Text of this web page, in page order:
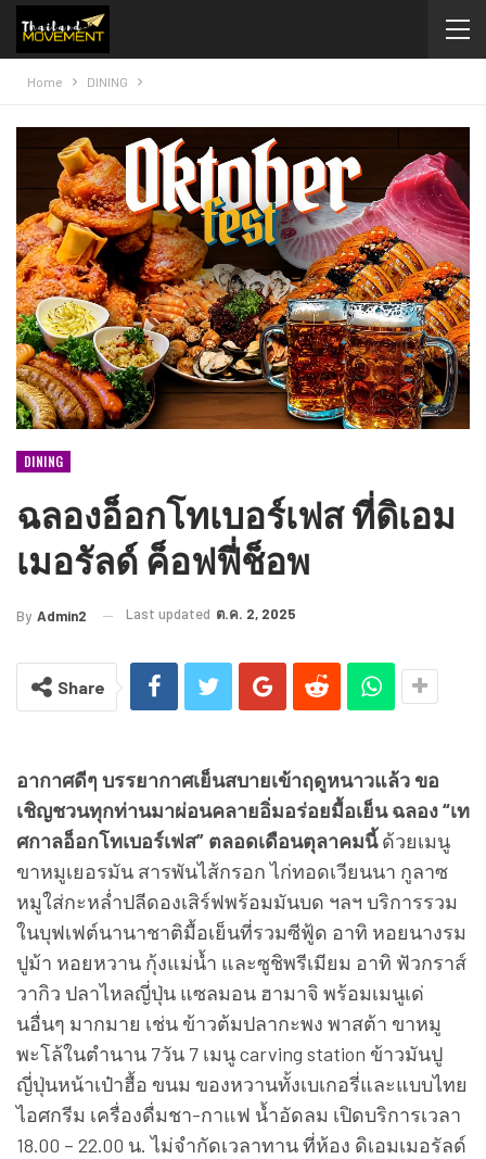
Home DINING
DINING
ฉลองอ็อกโทเบอร์เฟส ที่ดิเอม
เมอรัลด์ ค็อฟฟี่ช็อพ
By Admin2 Last updated ต.ค. 2, 2025
Share
อากาศดีๆ บรรยากาศเย็นสบายเข้าฤดูหนาวแล้ว ขอ
เชิญชวนทุกท่านมาผ่อนคลายอิ่มอร่อยมื้อเย็น ฉลอง “เท
ศกาลอ็อกโทเบอร์เฟส” ตลอดเดือนตุลาคมนี้ด้วยเมนู
ขาหมูเยอรมัน สารพันไส้กรอก ไก่ทอดเวียนนา กูลาซ
หมูใส่กะหล่ำปลีดองเสิร์ฟพร้อมมันบด ฯลฯ บริการรวม
ในบุฟเฟต์นานาชาติมื้อเย็นที่รวมซีฟู้ด อาทิ หอยนางรม
ปูม้า หอยหวาน กุ้งแม่น้ำ และซูชิพรีเมียม อาทิ ฟัวกราส์
วากิว ปลาไหลญี่ปุ่น แซลมอน ฮามาจิ พร้อมเมนูเด่
นอื่นๆ มากมาย เช่น ข้าวต้มปลากะพง พาสต้า ขาหมู
พะโล้ในตำนาน 7วัน 7 เมนู carving station ข้าวมันปู
ญี่ปุ่นหน้าเป๋าฮื้อ ขนม ของหวานทั้งเบเกอรี่และแบบไทย
ไอศกรีม เครื่องดื่มชา-กาแฟ น้ำอัดลม เปิดบริการเวลา
18.00 – 22.00 น. ไม่จำกัดเวลาทาน ที่ห้อง ดิเอมเมอรัลด์